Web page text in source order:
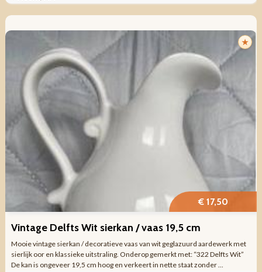
★
€ 17,50
Vintage Delfts Wit sierkan / vaas 19,5 cm
Mooie vintage sierkan / decoratieve vaas van wit geglazuurd aardewerk met
sierlijk oor en klassieke uitstraling. Onderop gemerkt met: “322 Delfts Wit”
De kan is ongeveer 19,5 cm hoog en verkeert in nette staat zonder ...